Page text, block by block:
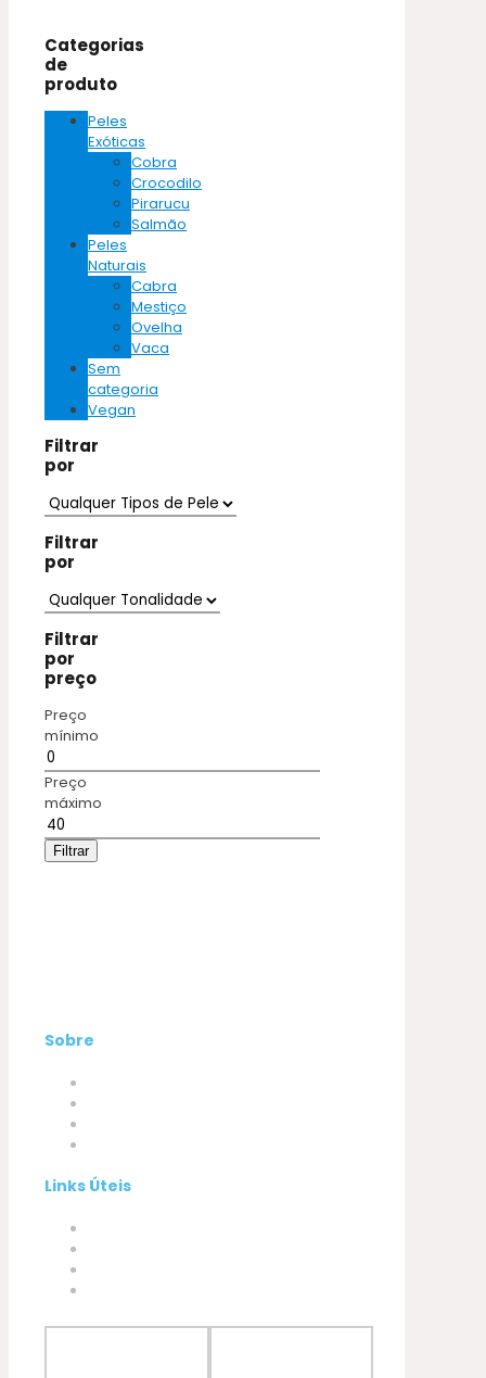
Categorias
de
produto
Peles
Exóticas
Cobra
Crocodilo
Pirarucu
Salmão
Peles
Naturais
Cabra
Mestiço
Ovelha
Vaca
Sem
categoria
Vegan
Filtrar
por
Filtrar
por
Filtrar
por
preço
Preço
mínimo
Preço
máximo
Filtrar
Sobre
Links Úteis